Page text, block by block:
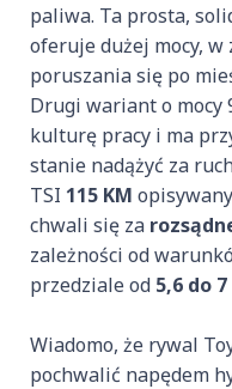
paliwa. Ta prosta,
oferuje dużej mocy, w
poruszania się po
Drugi wariant o mocy
kulturę pracy i ma
stanie nadążyć za
TSI 115 KM
chwali się za
zależności od
przedziale od 5,6 do
Wiadomo, że rywal
pochwalić napędem